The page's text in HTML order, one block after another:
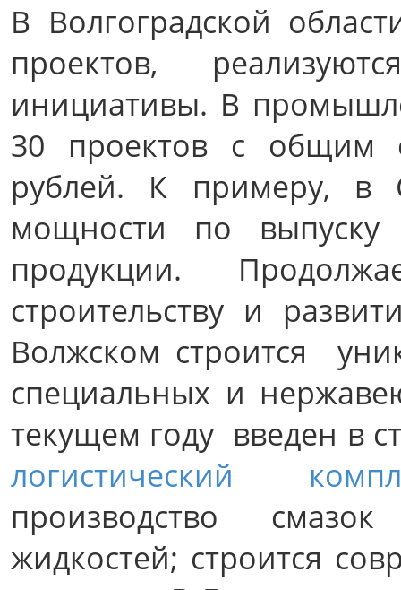
В Волгоградской
проектов,
инициативы. В
30 проектов с общим
рублей. К примеру, в
мощности по выпуску
продукции.
строительству и
Волжском строится
специальных и
текущем году введен в
логистический
производство
жидкостей; строится